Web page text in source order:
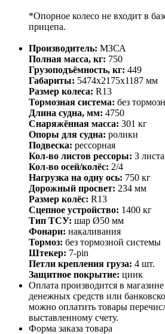
*Опорное колесо не входит в
прицепа.
Производитель: МЗСА
Полная масса, кг: 750
Грузоподъёмность, кг: 449
Габариты: 5474х2175х1187 мм
Размер колеса: R13
Тормозная система: без
Длина судна, мм: 4750
Снаряжённая масса: 301 кг
Опоры для судна: ролики
Подвеска: рессорная
Кол-во листов рессоры: 3 листа
Кол-во осей/колёс: 2/4
Нагрузка на одну ось: 750 кг
Дорожный просвет: 234 мм
Размер колёс: R13
Сцепное устройство: 1400 кг
Тип ТСУ: шар Ø50 мм
Фонари: накаливания
Тормоз: без тормозной системы
Штекер: 7-pin
Петли крепления груза: 4 шт.
Защитное покрытие: цинк
Оплата производится в
денежных средств или
можно оплатить товары
выставленному счету.
Форма заказа товара